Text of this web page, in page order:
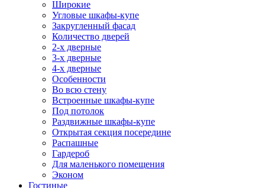
Широкие
Угловые шкафы-купе
Закругленный фасад
Количество дверей
2-х дверные
3-х дверные
4-х дверные
Особенности
Во всю стену
Встроенные шкафы-купе
Под потолок
Раздвижные шкафы-купе
Открытая секция посередине
Распашные
Гардероб
Для маленького помещения
Эконом
Гостиные